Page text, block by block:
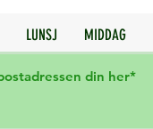
LUNSJ MIDDAG